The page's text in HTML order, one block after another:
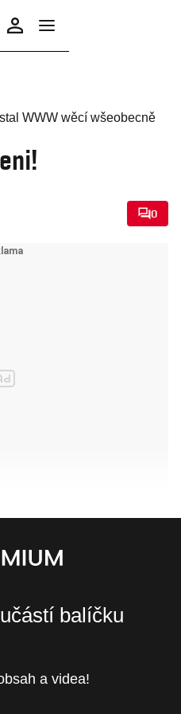
0
balíčku
a videa!